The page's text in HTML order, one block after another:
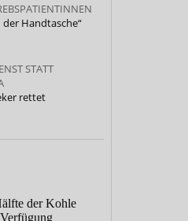
der Handtasche“
STATT
rettet